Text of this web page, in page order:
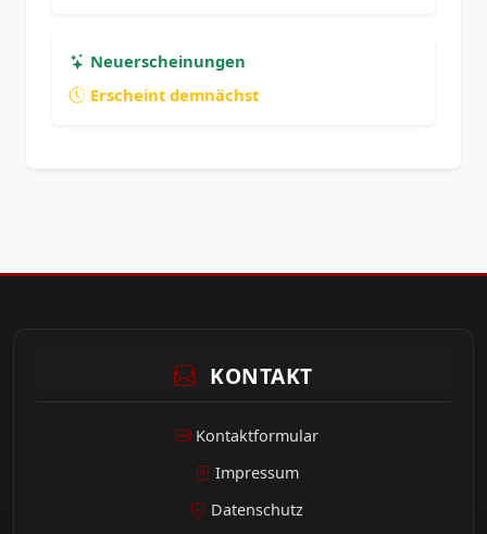
Neuerscheinungen
Erscheint demnächst
KONTAKT
Kontaktformular
Impressum
Datenschutz